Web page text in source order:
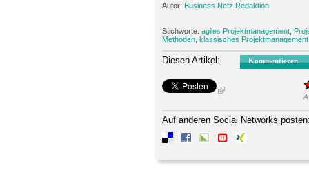
Autor: Business Netz Redaktion
Stichworte: agiles Projektmanagement
Methoden klassisches Projektmanagement
Diesen Artikel: Kommentieren
Auf anderen Social Networks